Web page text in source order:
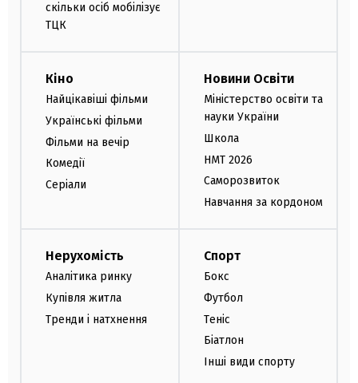
скільки осіб мобілізує
ТЦК
Кіно
Найцікавіші фільми
Українські фільми
Фільми на вечір
Комедії
Серіали
Новини Освіти
Міністерство освіти та
науки України
Школа
НМТ 2026
Саморозвиток
Навчання за кордоном
Нерухомість
Аналітика ринку
Купівля житла
Тренди і натхнення
Спорт
Бокс
Футбол
Теніс
Біатлон
Інші види спорту